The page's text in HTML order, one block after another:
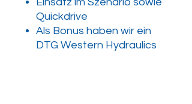
Quickdrive
Als Bonus haben wir ein
DTG Western Hydraulics